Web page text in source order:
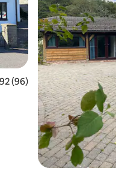
promedio: 4.92 de
(96)